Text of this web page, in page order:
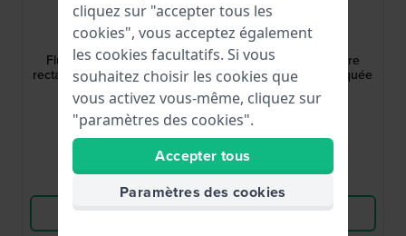
Cluse
CW11510
Fluette 23 mm Montre
rectangulaire bicolore pour
femme
109,95 €
● En stock
Comparer
Voir les produits
CW11507
Fluette 23 mm Montre
rectangulaire sophistiquée
pour femme
109,95 €
● En stock
Comparer
Voir les produits
cliquez sur "accepter tous les
cookies", vous acceptez également
les cookies facultatifs. Si vous
souhaitez choisir les cookies que
vous activez vous-même, cliquez sur
"paramètres des cookies".
Accepter tous
Paramètres des cookies